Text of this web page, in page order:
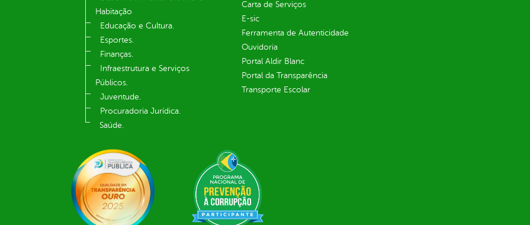
Habitação
Educação e Cultura.
Esportes.
Finanças.
Infraestrutura e Serviços
Públicos.
Juventude.
Procuradoria Jurídica.
Saúde.
Carta de Serviços
E-sic
Ferramenta de Autenticidade
Ouvidoria
Portal Aldir Blanc
Portal da Transparência
Transporte Escolar